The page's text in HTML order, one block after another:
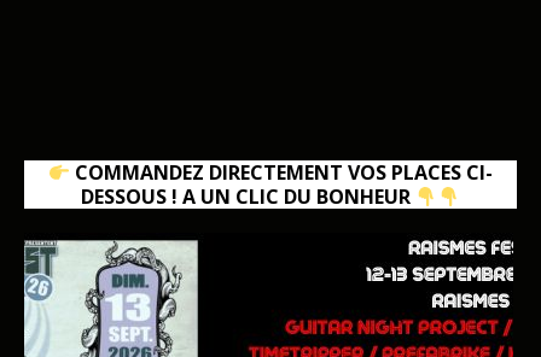
COMMANDEZ DIRECTEMENT VOS PLACES CI-
DESSOUS ! A UN CLIC DU BONHEUR